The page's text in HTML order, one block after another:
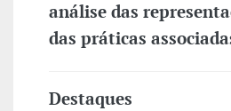
análise das
das práticas
Destaques